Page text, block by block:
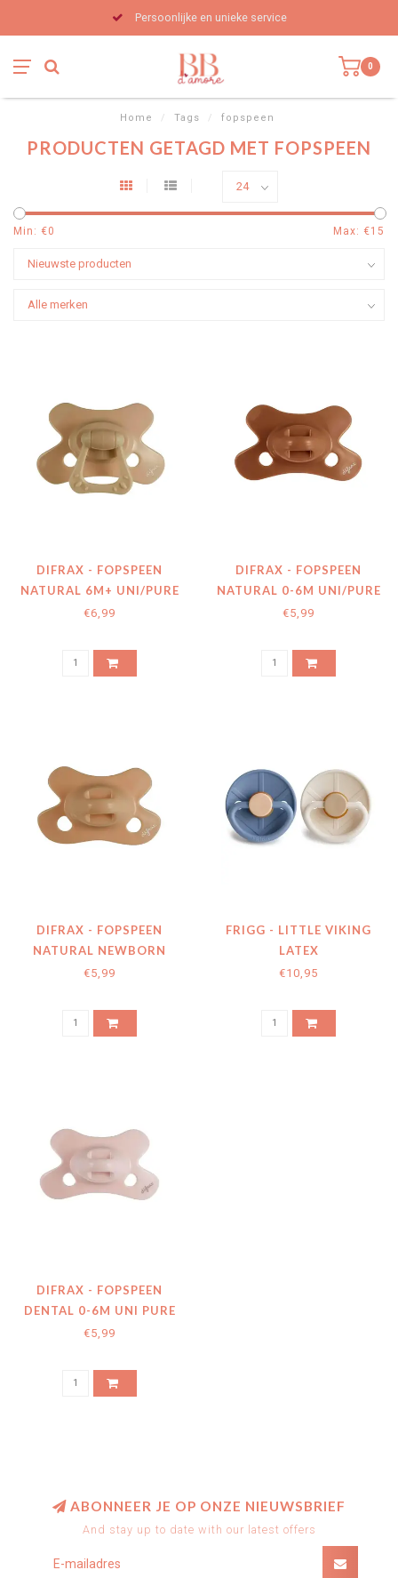
Persoonlijke en unieke service
0
Home / Tags / fopspeen
PRODUCTEN GETAGD MET FOPSPEEN
Min: €0 Max: €15
DIFRAX - FOPSPEEN
NATURAL 6M+ UNI/PURE
CARAMEL
€6,99
DIFRAX - FOPSPEEN
NATURAL 0-6M UNI/PURE
CINNAMON
€5,99
DIFRAX - FOPSPEEN
NATURAL NEWBORN
UNI/PURE CARAMEL
€5,99
FRIGG - LITTLE VIKING
LATEX
€10,95
DIFRAX - FOPSPEEN
DENTAL 0-6M UNI PURE
PINK BLOSSOM
€5,99
ABONNEER JE OP ONZE NIEUWSBRIEF
And stay up to date with our latest offers